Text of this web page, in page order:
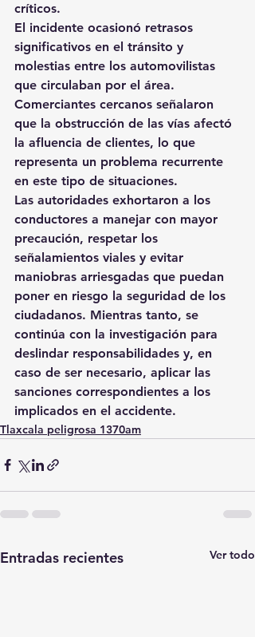
críticos.
El incidente ocasionó retrasos
significativos en el tránsito y
molestias entre los automovilistas
que circulaban por el área.
Comerciantes cercanos señalaron
que la obstrucción de las vías afectó
la afluencia de clientes, lo que
representa un problema recurrente
en este tipo de situaciones.
Las autoridades exhortaron a los
conductores a manejar con mayor
precaución, respetar los
señalamientos viales y evitar
maniobras arriesgadas que puedan
poner en riesgo la seguridad de los
ciudadanos. Mientras tanto, se
continúa con la investigación para
deslindar responsabilidades y, en
caso de ser necesario, aplicar las
sanciones correspondientes a los
implicados en el accidente.
Tlaxcala peligrosa 1370am
Entradas recientes Ver todo